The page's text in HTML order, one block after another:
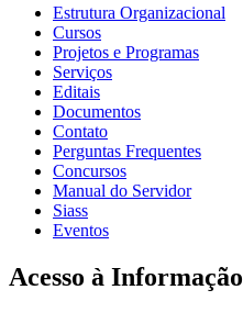
Estrutura Organizacional
Cursos
Projetos e Programas
Serviços
Editais
Documentos
Contato
Perguntas Frequentes
Concursos
Manual do Servidor
Siass
Eventos
Acesso à Informação